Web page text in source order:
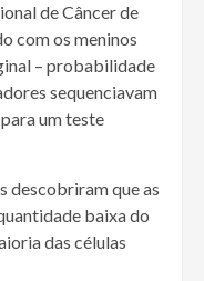
de Câncer de
com os meninos
– probabilidade
sequenciavam
um teste
descobriram que as
baixa do
das células